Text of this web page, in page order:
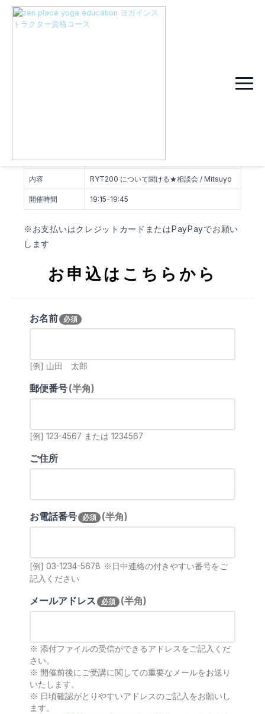
開講日 2026年06月09日
内容 RYT200 について聞ける★相談会 / Mitsuyo
開催時間 19:15-19:45
※お支払いはクレジットカードまたはPayPayでお願い
します
お申込はこちらから
お名前 必須
[例] 山田 太郎
郵便番号(半角)
[例] 123-4567 または 1234567
ご住所
お電話番号 必須 (半角)
[例] 03-1234-5678 ※日中連絡の付きやすい番号をご
記入ください
メールアドレス 必須 (半角)
※ 添付ファイルの受信ができるアドレスをご記入くだ
さい。
※ 開催前後にご受講に関しての重要なメールをお送り
いたします。
※ 日頃確認がとりやすいアドレスのご記入をお願いし
ます。